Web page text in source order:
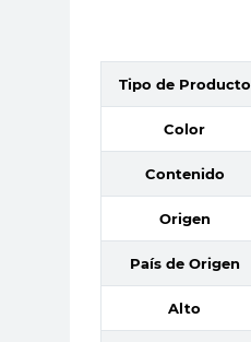
Tipo de Producto
Color
Contenido
Origen
País de Origen
Alto